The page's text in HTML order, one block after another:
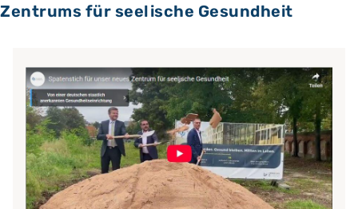
Zentrums für seelische Gesundheit